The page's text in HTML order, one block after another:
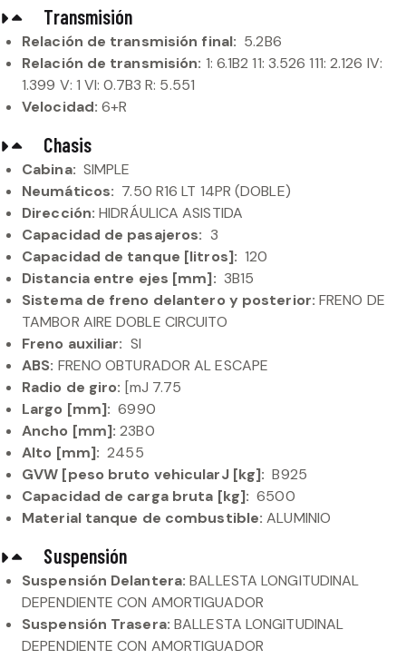
Transmisión
Relación de transmisión final: 5.2B6
Relación de transmisión: 1: 6.1B2 11: 3.526 111: 2.126 IV:
1.399 V: 1 VI: 0.7B3 R: 5.551
Velocidad: 6+R
Chasis
Cabina: SIMPLE
Neumáticos: 7.50 R16 LT 14PR (DOBLE)
Dirección: HIDRÁULICA ASISTIDA
Capacidad de pasajeros: 3
Capacidad de tanque [litros]: 120
Distancia entre ejes [mm]: 3B15
Sistema de freno delantero y posterior: FRENO DE
TAMBOR AIRE DOBLE CIRCUITO
Freno auxiliar: SI
ABS: FRENO OBTURADOR AL ESCAPE
Radio de giro: [mJ 7.75
Largo [mm]: 6990
Ancho [mm]: 23B0
Alto [mm]: 2455
GVW [peso bruto vehicularJ [kg]: B925
Capacidad de carga bruta [kg]: 6500
Material tanque de combustible: ALUMINIO
Suspensión
Suspensión Delantera: BALLESTA LONGITUDINAL
DEPENDIENTE CON AMORTIGUADOR
Suspensión Trasera: BALLESTA LONGITUDINAL
DEPENDIENTE CON AMORTIGUADOR